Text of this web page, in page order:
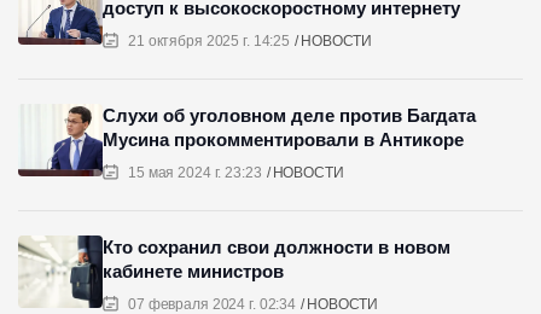
21 октября 2025 г. 14:25 НОВОСТИ
доступ к высокоскоростному интернету
15 мая 2024 г. 23:23 НОВОСТИ
Слухи об уголовном деле против Багдата
Мусина прокомментировали в Антикоре
07 февраля 2024 г. 02:34 НОВОСТИ
Кто сохранил свои должности в новом
кабинете министров